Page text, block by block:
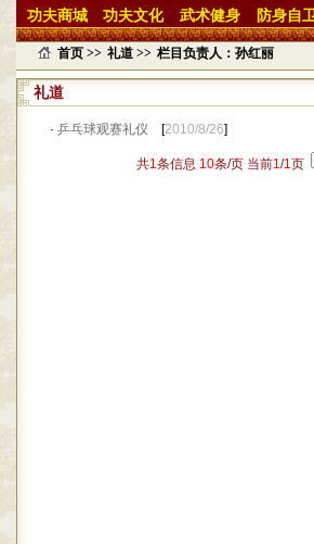
功夫商城 功夫文化 武术健身 防身自
首页 >> 礼道 >> 栏目负责人：孙红丽
礼道
· 乒乓球观赛礼仪 [2010/8/26]
共1条信息 10条/页 当前1/1页